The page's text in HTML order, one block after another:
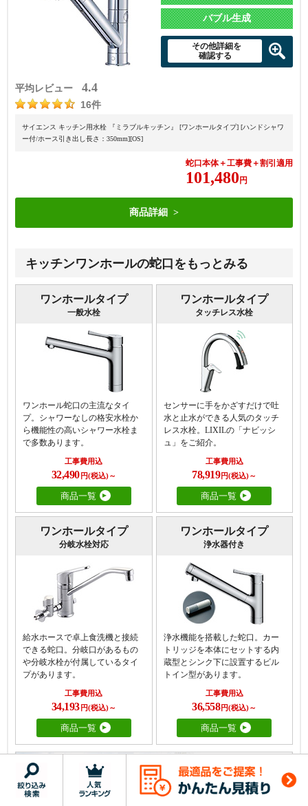
平均レビュー 4.4
16件
バブル生成
その他詳細を
確認する
サイエンス キッチン用水栓 『ミラブルキッチン』 [ワンホールタイプ] [ハンドシャワ
ー付/ホース引き出し長さ：350mm][OS]
蛇口本体＋工事費＋割引適用
101,480 円
商品詳細
キッチンワンホールの蛇口をもっとみる
ワンホールタイプ
一般水栓
ワンホール蛇口の主流なタイ
プ。シャワーなしの格安水栓か
ら機能性の高いシャワー水栓ま
で多数あります。
工事費用込
32,490円(税込)～
商品一覧
ワンホールタイプ
タッチレス水栓
センサーに手をかざすだけで吐
水と止水ができる人気のタッチ
レス水栓。LIXILの「ナビッシ
ュ」をご紹介。
工事費用込
78,919円(税込)～
商品一覧
ワンホールタイプ
分岐水栓対応
給水ホースで卓上食洗機と接続
できる蛇口。分岐口があるもの
や分岐水栓が付属しているタイ
プがあります。
工事費用込
34,193円(税込)～
商品一覧
ワンホールタイプ
浄水器付き
浄水機能を搭載した蛇口。カー
トリッジを本体にセットする内
蔵型とシンク下に設置するビル
トイン型があります。
工事費用込
36,558円(税込)～
商品一覧
キッチン水栓TOP